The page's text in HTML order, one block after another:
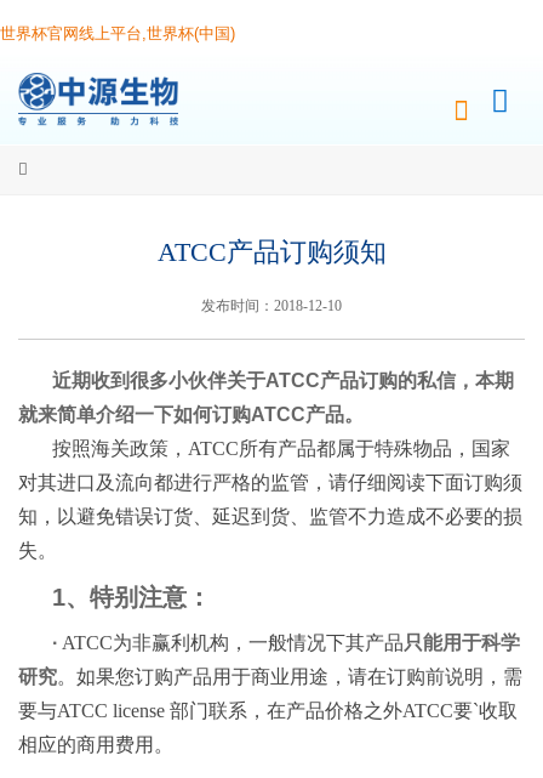
世界杯官网线上平台,世界杯(中国)
ATCC产品订购须知
发布时间：2018-12-10
近期收到很多小伙伴关于ATCC产品订购的私信，本期
就来简单介绍一下如何订购ATCC产品。
按照海关政策，ATCC所有产品都属于特殊物品，国家
对其进口及流向都进行严格的监管，请仔细阅读下面订购须
知，以避免错误订货、延迟到货、监管不力造成不必要的损
失。
1、特别注意：
· ATCC为非赢利机构，一般情况下其产品只能用于科学
研究。如果您订购产品用于商业用途，请在订购前说明，需
要与ATCC license 部门联系，在产品价格之外ATCC要`收取
相应的商用费用。